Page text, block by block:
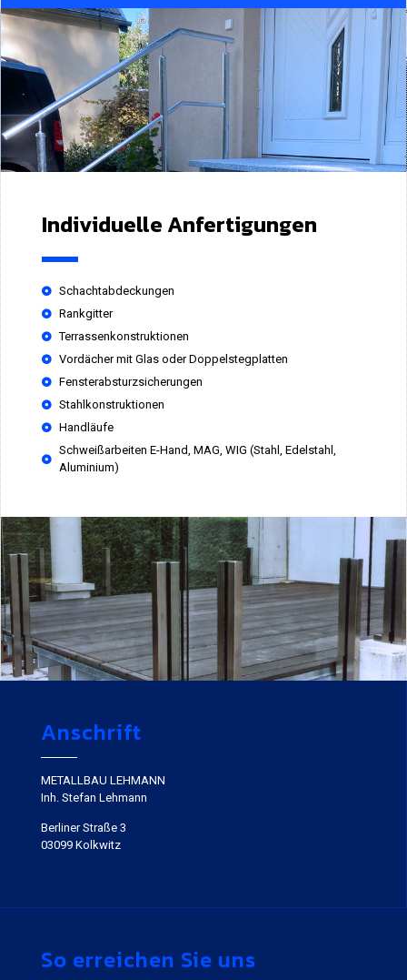
Individuelle Anfertigungen
Schachtabdeckungen
Rankgitter
Terrassenkonstruktionen
Vordächer mit Glas oder Doppelstegplatten
Fensterabsturzsicherungen
Stahlkonstruktionen
Handläufe
Schweißarbeiten E-Hand, MAG, WIG (Stahl, Edelstahl,
Aluminium)
Anschrift
METALLBAU LEHMANN
Inh. Stefan Lehmann
Berliner Straße 3
03099 Kolkwitz
So erreichen Sie uns